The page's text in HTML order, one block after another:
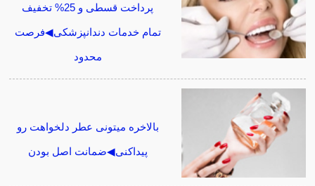
پرداخت قسطی و 25% تخفیف
تمام خدمات دندانپزشکی◀فرصت
محدود
بالاخره میتونی عطر دلخواهت رو
پیداکنی◀ضمانت اصل بودن